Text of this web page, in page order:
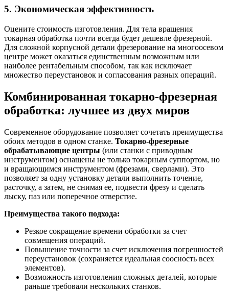
5. Экономическая эффективность
Оцените стоимость изготовления. Для тела вращения
токарная обработка почти всегда будет дешевле фрезерной.
Для сложной корпусной детали фрезерование на многоосевом
центре может оказаться единственным возможным или
наиболее рентабельным способом, так как исключает
множество переустановок и согласования разных операций.
Комбинированная токарно-фрезерная
обработка: лучшее из двух миров
Современное оборудование позволяет сочетать преимущества
обоих методов в одном станке. Токарно-фрезерные
обрабатывающие центры (или станки с приводным
инструментом) оснащены не только токарным суппортом, но
и вращающимся инструментом (фрезами, сверлами). Это
позволяет за одну установку детали выполнить точение,
расточку, а затем, не снимая ее, подвести фрезу и сделать
лыску, паз или поперечное отверстие.
Преимущества такого подхода:
Резкое сокращение времени обработки за счет
совмещения операций.
Повышение точности за счет исключения погрешностей
переустановок (сохраняется идеальная соосность всех
элементов).
Возможность изготовления сложных деталей, которые
раньше требовали нескольких станков.